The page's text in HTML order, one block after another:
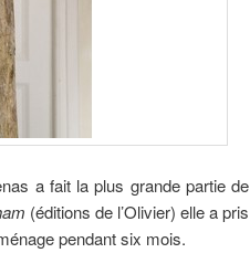
a fait la plus grande partie de
(éditions de l’Olivier) elle a pris
pendant six mois.